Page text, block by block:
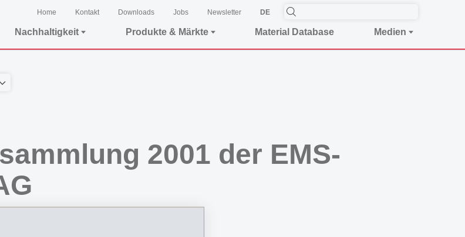
Home Kontakt Downloads Jobs Newsletter DE
Nachhaltigkeit Produkte & Märkte Material Database Medien
2001 der EMS-